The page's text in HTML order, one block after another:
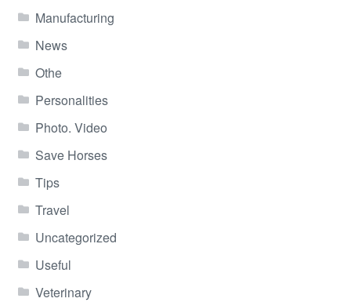
Manufacturing
News
Othe
Personalities
Photo. Video
Save Horses
Tips
Travel
Uncategorized
Useful
Veterinary